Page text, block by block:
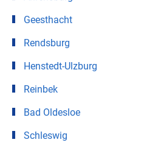
Geesthacht
Rendsburg
Henstedt-Ulzburg
Reinbek
Bad Oldesloe
Schleswig